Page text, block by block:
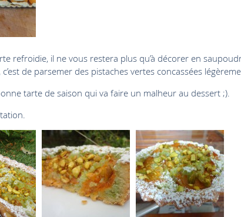
refroidie, il ne vous restera plus qu’à décorer en
de parsemer des pistaches vertes concassées
tarte de saison qui va faire un malheur au dessert ;).